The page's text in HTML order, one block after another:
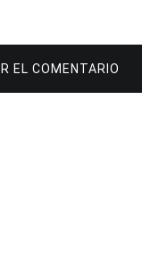
EL COMENTARIO